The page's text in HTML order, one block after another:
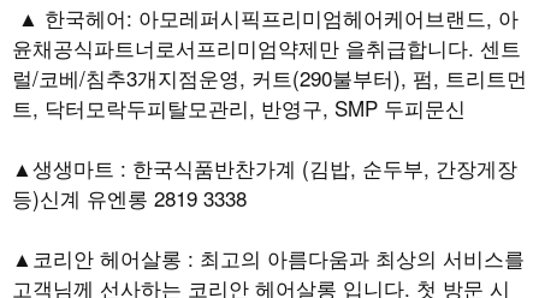
▲ 한국헤어: 아모레퍼시픽프리미엄헤어케어브랜드, 아
윤채공식파트너로서프리미엄약제만 을취급합니다. 센트
럴/코베/침추3개지점운영, 커트(290불부터), 펌, 트리트먼
트, 닥터모락두피탈모관리, 반영구, SMP 두피문신
▲생생마트 : 한국식품반찬가계 (김밥, 순두부, 간장게장
등)신계 유엔롱 2819 3338
▲코리안 헤어살롱 : 최고의 아름다움과 최상의 서비스를
고객님께 선사하는 코리안 헤어살롱 입니다. 첫 방문 시